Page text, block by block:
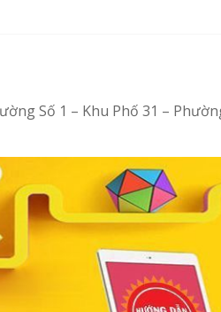
văn phòng cấp tốc
học văn phòng cấp tốc
Số 1 – Khu Phố 31 –